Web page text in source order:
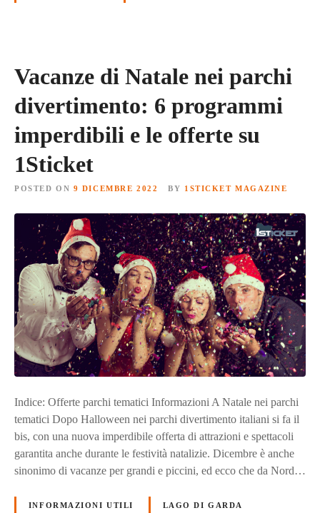
Vacanze di Natale nei parchi
divertimento: 6 programmi
imperdibili e le offerte su
1Sticket
POSTED ON 9 DICEMBRE 2022 BY 1STICKET MAGAZINE
Indice: Offerte parchi tematici Informazioni A Natale nei parchi
tematici Dopo Halloween nei parchi divertimento italiani si fa il
bis, con una nuova imperdibile offerta di attrazioni e spettacoli
garantita anche durante le festività natalizie. Dicembre è anche
sinonimo di vacanze per grandi e piccini, ed ecco che da Nord…
INFORMAZIONI UTILI LAGO DI GARDA